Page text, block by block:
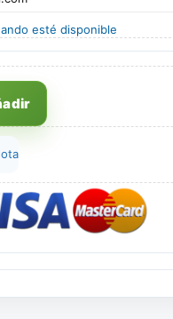
esté disponible